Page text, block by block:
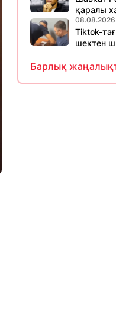
қаралы
08.08.2026
Tiktok-
шектен
Барлық